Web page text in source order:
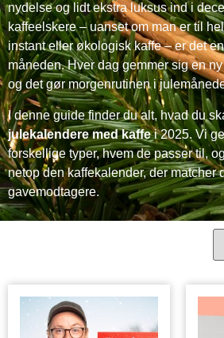
nydelse og lidt ekstra luksus ind i
kaffeelskere – uanset om man er til
instant eller økologisk kaffe – er det
måneden. Hver dag gemmer sig en
og det gør morgenrutinen i
I denne guide finder du alt, hvad du
julekalendere med kaffei 2025. Vi
forskellige typer, hvem de passer til,
netop den kaffekalender, der matcher
gavemodtagere.